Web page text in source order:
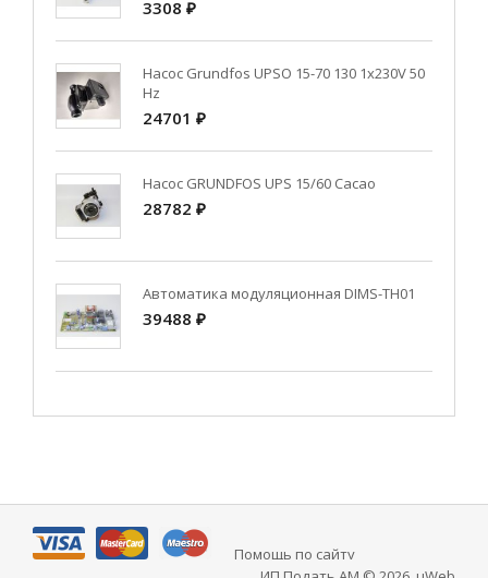
3308 ₽
Насос Grundfos UPSO 15-70 130 1x230V 50
Hz
24701 ₽
Насос GRUNDFOS UPS 15/60 Cacao
28782 ₽
Автоматика модуляционная DIMS-TH01
39488 ₽
Помощь по сайту